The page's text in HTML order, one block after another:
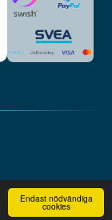
Endast nödvändiga
cookies